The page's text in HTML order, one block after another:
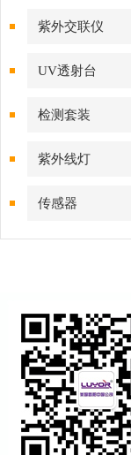
紫外交联仪
UV透射台
检测套装
紫外线灯
传感器